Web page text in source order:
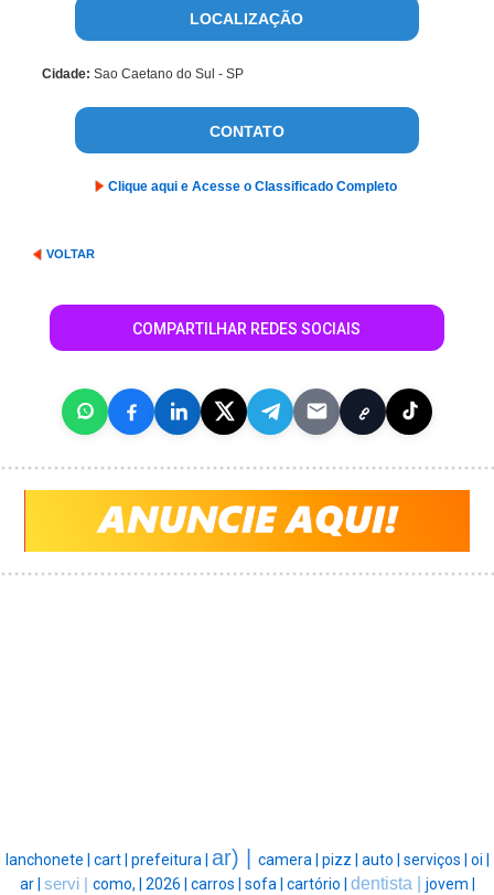
LOCALIZAÇÃO
Cidade: Sao Caetano do Sul - SP
CONTATO
Clique aqui e Acesse o Classificado Completo
VOLTAR
COMPARTILHAR REDES SOCIAIS
lanchonete | cart | prefeitura | ar) | camera | pizz | auto | serviços | oi |
ar | servi | como, | 2026 | carros | sofa | cartório | dentista | jovem |